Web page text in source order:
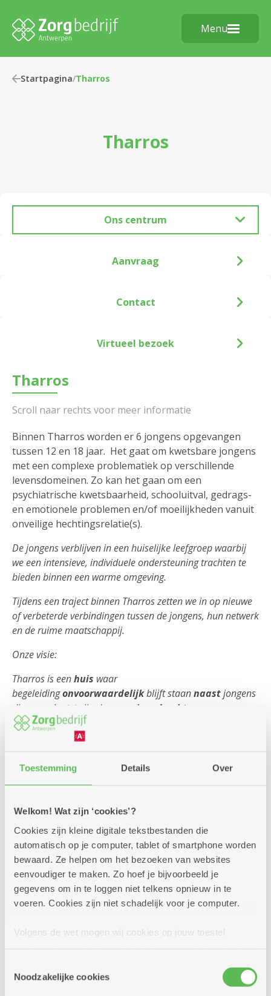
Toestemming Details Over
Welkom! Wat zijn ‘cookies’?
Cookies zijn kleine digitale tekstbestanden die
automatisch op je computer, tablet of smartphone worden
bewaard. Ze helpen om het bezoeken van websites
eenvoudiger te maken. Zo hoef je bijvoorbeeld je
gegevens om in te loggen niet telkens opnieuw in te
voeren. Cookies zijn niet schadelijk voor je computer.
Volgens de wet mogen wij cookies op jouw toestel
cookies hebben we jouw toestemming nodig. Sommige
cookies worden geplaatst door derde partijen die een
Noodzakelijke cookies
Menu
Startpagina/Tharros
Tharros
Ons centrum
Tharros
Binnen Tharros worden er 6 jongens opgevangen
tussen 12 en 18 jaar. Het gaat om kwetsbare jongens
met een complexe problematiek op verschillende
levensdomeinen. Zo kan het gaan om een
psychiatrische kwetsbaarheid, schooluitval, gedrags-
en emotionele problemen en/of moeilijkheden vanuit
onveilige hechtingsrelatie(s).
De jongens verblijven in een huiselijke leefgroep waarbij
we een intensieve, individuele ondersteuning trachten te
bieden binnen een warme omgeving.
Tijdens een traject binnen Tharros zetten we in op nieuwe
of verbeterde verbindingen tussen de jongens, hun netwerk
en de ruime maatschappij.
Onze visie:
Tharros is eenhuis waar
begeleidingonvoorwaardelijkblijft staannaastjongens
die er geplaatst zijn door een jeugdrechter
​We doorbreken negatieve vicieuze cirkels door jongens en
de samenleving te
functioneren
​Weondersteunenze in het vallen en opstaan om ze
​In Tharros zullen jongens en hun context er altijd toe doen,
zelfs tijdens moeilijke momenten.
Aanvraag
Contact
Virtueel bezoek